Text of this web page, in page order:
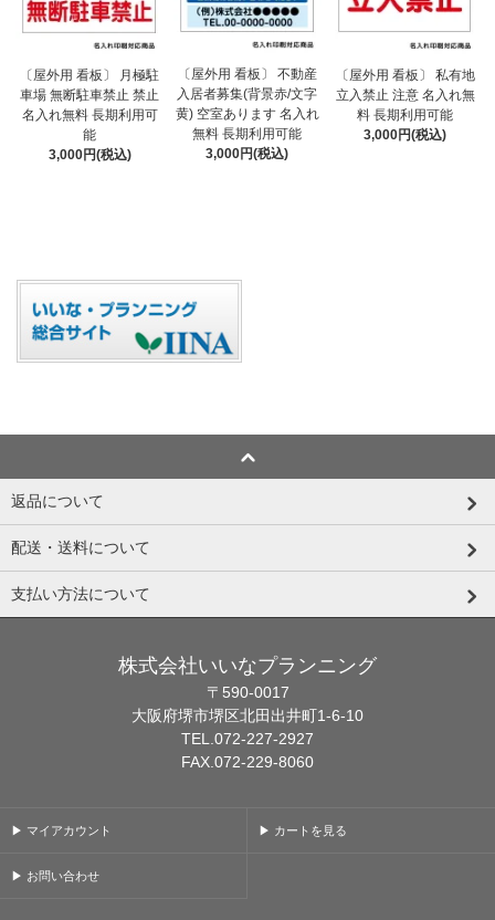
〔屋外用 看板〕 月極駐
車場 無断駐車禁止 禁止
名入れ無料 長期利用可
能
3,000円(税込)
〔屋外用 看板〕 不動産
入居者募集(背景赤/文字
黄) 空室あります 名入れ
無料 長期利用可能
3,000円(税込)
〔屋外用 看板〕 私有地
立入禁止 注意 名入れ無
料 長期利用可能
3,000円(税込)
返品について
配送・送料について
支払い方法について
株式会社いいなプランニング
〒590-0017
大阪府堺市堺区北田出井町1-6-10
TEL.072-227-2927
FAX.072-229-8060
▶ マイアカウント ▶ カートを見る
▶ お問い合わせ